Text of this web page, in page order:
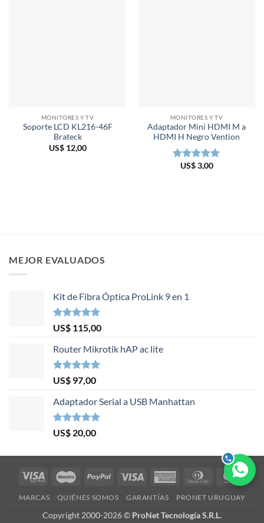
MONITORES Y TV
Soporte LCD KL216-46F
Brateck
US$12,00
MONITORES Y TV
Adaptador Mini HDMI M a
HDMI H Negro Vention
Valorado en
US$3,00
MEJOR EVALUADOS
Kit de Fibra Óptica ProLink 9 en 1
Valorado en
5.00 de 5
US$ 115,00
Router Mikrotik hAP ac lite
Valorado en
5.00 de 5
US$ 97,00
Adaptador Serial a USB Manhattan
Valorado en
5.00 de 5
US$ 20,00
Visa
Maestro PayPal Visa
American
Dinners
MARCAS QUIÉNES SOMOS GARANTÍAS PRONET URUGUAY
Copyright 2000-2026 © ProNet Tecnología S.R.L.